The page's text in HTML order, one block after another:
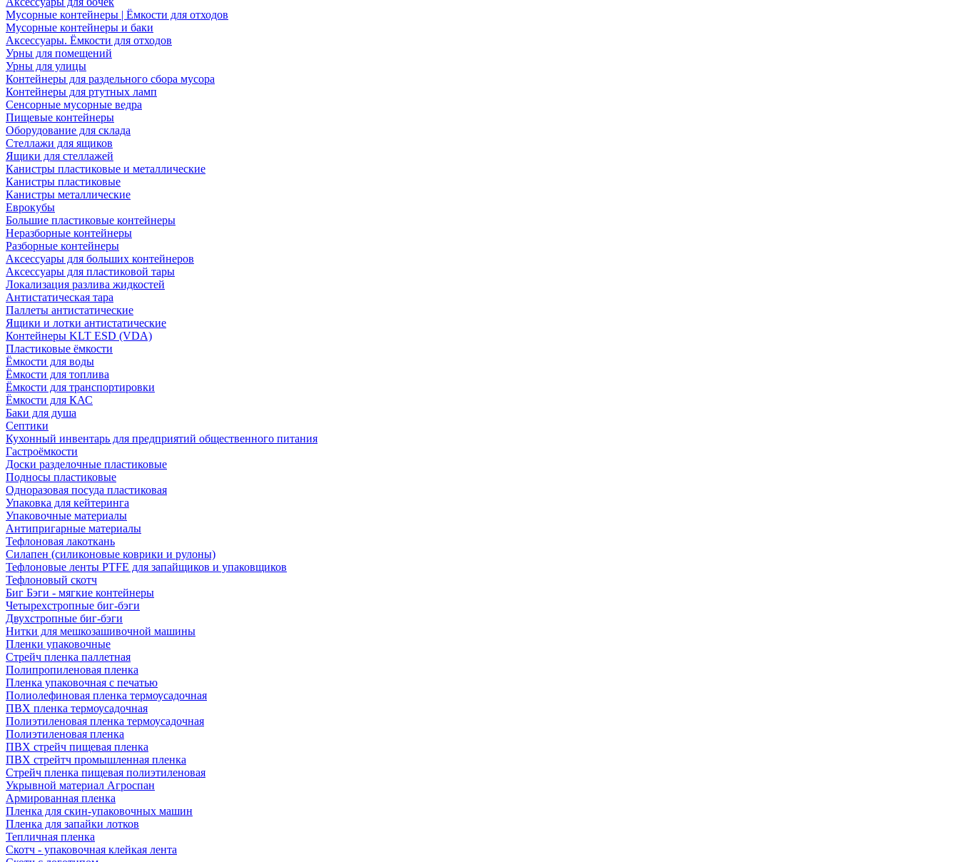
Мусорные контейнеры | Ёмкости для отходов
Мусорные контейнеры и баки
Аксессуары. Ёмкости для отходов
Урны для помещений
Урны для улицы
Контейнеры для раздельного сбора мусора
Контейнеры для ртутных ламп
Сенсорные мусорные ведра
Пищевые контейнеры
Оборудование для склада
Стеллажи для ящиков
Ящики для стеллажей
Канистры пластиковые и металлические
Канистры пластиковые
Канистры металлические
Еврокубы
Большие пластиковые контейнеры
Неразборные контейнеры
Разборные контейнеры
Аксессуары для больших контейнеров
Аксессуары для пластиковой тары
Локализация разлива жидкостей
Антистатическая тара
Паллеты антистатические
Ящики и лотки антистатические
Контейнеры KLT ESD (VDA)
Пластиковые ёмкости
Ёмкости для воды
Ёмкости для топлива
Ёмкости для транспортировки
Ёмкости для КАС
Баки для душа
Септики
Кухонный инвентарь для предприятий общественного питания
Гастроёмкости
Доски разделочные пластиковые
Подносы пластиковые
Одноразовая посуда пластиковая
Упаковка для кейтеринга
Упаковочные материалы
Антипригарные материалы
Тефлоновая лакоткань
Силапен (силиконовые коврики и рулоны)
Тефлоновые ленты PTFE для запайщиков и упаковщиков
Тефлоновый скотч
Биг Бэги - мягкие контейнеры
Четырехстропные биг-бэги
Двухстропные биг-бэги
Нитки для мешкозашивочной машины
Пленки упаковочные
Стрейч пленка паллетная
Полипропиленовая пленка
Пленка упаковочная с печатью
Полиолефиновая пленка термоусадочная
ПВХ пленка термоусадочная
Полиэтиленовая пленка термоусадочная
Полиэтиленовая пленка
ПВХ стрейч пищевая пленка
ПВХ стрейтч промышленная пленка
Стрейч пленка пищевая полиэтиленовая
Укрывной материал Агроспан
Армированная пленка
Пленка для скин-упаковочных машин
Пленка для запайки лотков
Тепличная пленка
Скотч - упаковочная клейкая лента